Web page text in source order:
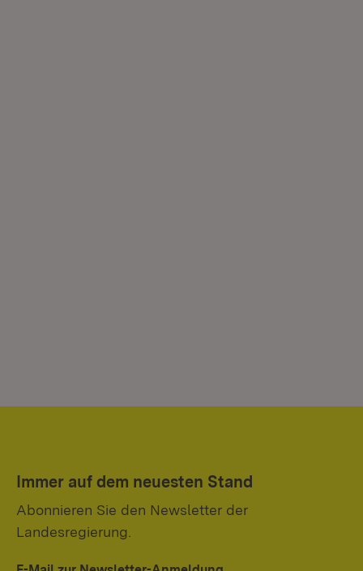
Immer auf dem neuesten Stand
Abonnieren Sie den Newsletter der
Landesregierung.